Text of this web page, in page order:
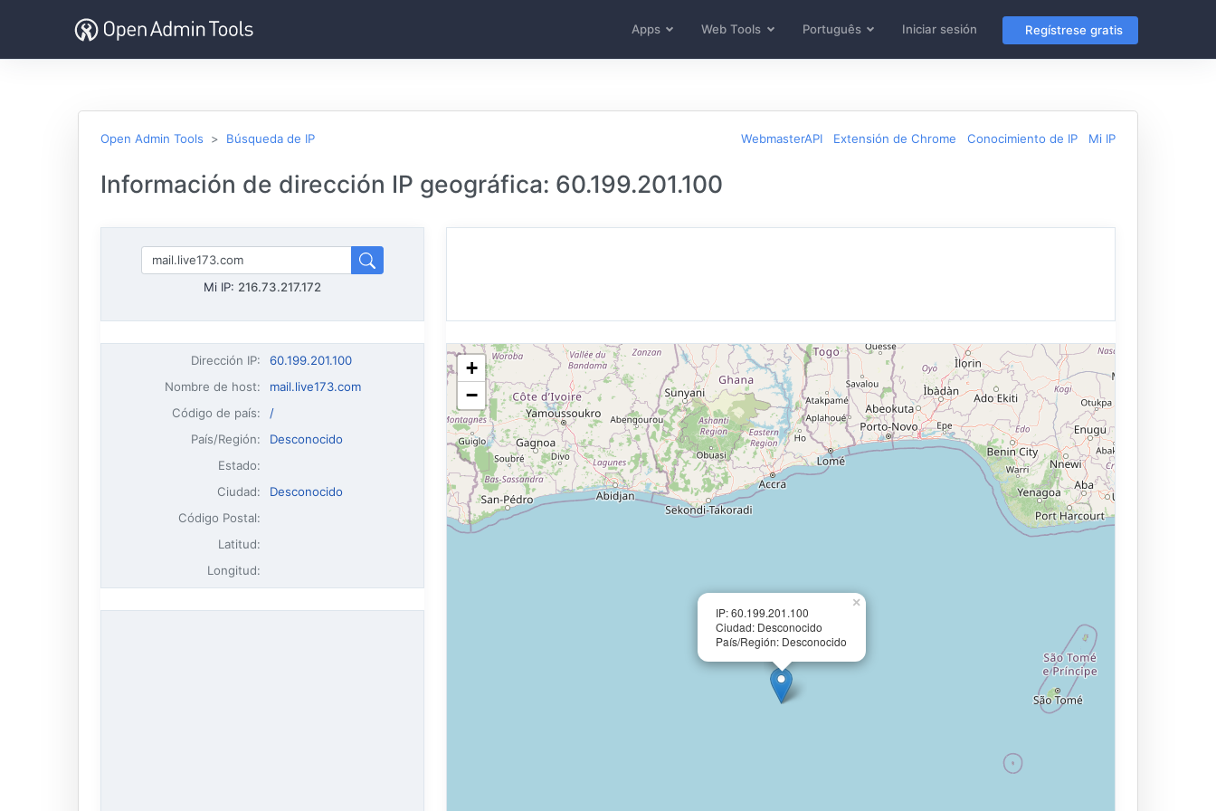
Apps Web Tools Português Iniciar sesión Regístrese gratis
Open Admin Tools Búsqueda de IP WebmasterAPI Extensión de Chrome Conocimiento de IP Mi IP
Información de dirección IP geográfica: 60.199.201.100
Mi IP: 216.73.217.172
Dirección IP:
60.199.201.100
Nombre de host:
mail.live173.com
Código de país:
/
País/Región:
Desconocido
Estado:
Ciudad:
Desconocido
Código Postal:
Latitud:
Longitud:
IP: 60.199.201.100
Ciudad: Desconocido
País/Región: Desconocido
×
+
−